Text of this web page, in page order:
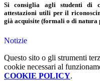
Si consiglia agli studenti di
attestazioni utili per il
già acquisite (formali o di natura
Notizie
Questo sito o gli strumenti
cookie necessari al
COOKIE POLICY.